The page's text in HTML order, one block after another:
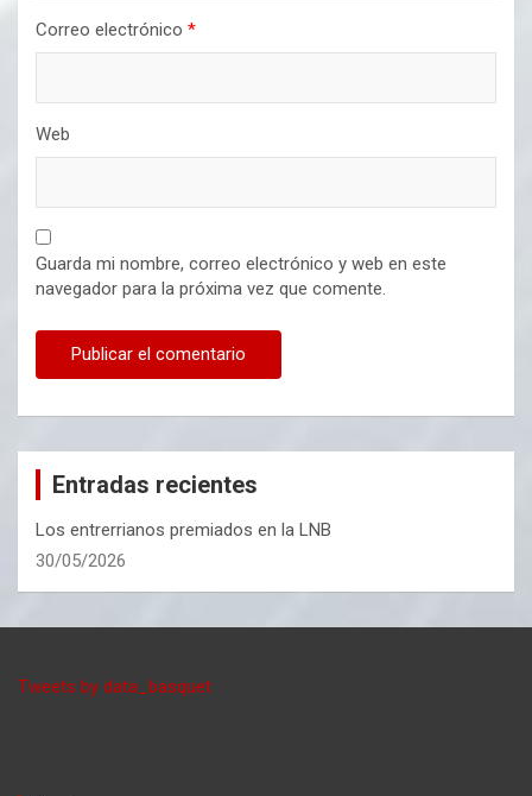
Correo electrónico *
Web
Guarda mi nombre, correo electrónico y web en este
navegador para la próxima vez que comente.
Entradas recientes
Los entrerrianos premiados en la LNB
30/05/2026
Tweets by data_basquet